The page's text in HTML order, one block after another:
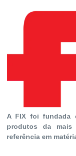
A FIX foi fundada
produtos da
referência em